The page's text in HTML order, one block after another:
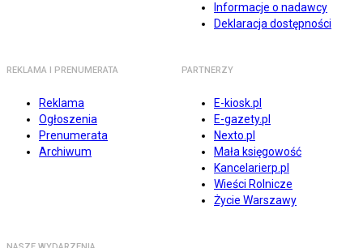
Informacje o nadawcy
Deklaracja dostępności
REKLAMA I PRENUMERATA
Reklama
Ogłoszenia
Prenumerata
Archiwum
PARTNERZY
E-kiosk.pl
E-gazety.pl
Nexto.pl
Mała księgowość
Kancelarierp.pl
Wieści Rolnicze
Życie Warszawy